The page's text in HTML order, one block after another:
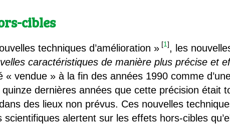
cibles
techniques d’amélioration » [1], les
caractéristiques de manière plus précise et
vendue » à la fin des années 1990 comme
dernières années que cette précision était
des lieux non prévus. Ces nouvelles
scientifiques alertent sur les effets hors-cibles